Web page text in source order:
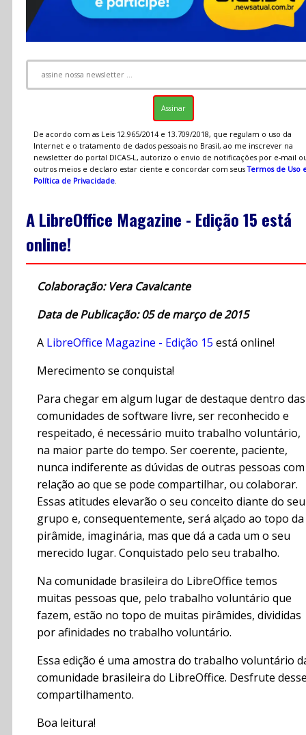
De acordo com as Leis 12.965/2014 e 13.709/2018, que regulam o uso da
Internet e o tratamento de dados pessoais no Brasil, ao me inscrever na
newsletter do portal DICAS-L, autorizo o envio de notificações por e-mail
outros meios e declaro estar ciente e concordar com seusTermos de Uso
Política de Privacidade.
A LibreOffice Magazine - Edição 15 está
online!
Colaboração: Vera Cavalcante
Data de Publicação: 05 de março de 2015
A LibreOffice Magazine - Edição 15 está online!
Merecimento se conquista!
Para chegar em algum lugar de destaque dentro das
comunidades de software livre, ser reconhecido e
respeitado, é necessário muito trabalho voluntário,
na maior parte do tempo. Ser coerente, paciente,
nunca indiferente as dúvidas de outras pessoas com
relação ao que se pode compartilhar, ou colaborar.
Essas atitudes elevarão o seu conceito diante do seu
grupo e, consequentemente, será alçado ao topo da
pirâmide, imaginária, mas que dá a cada um o seu
merecido lugar. Conquistado pelo seu trabalho.
Na comunidade brasileira do LibreOffice temos
muitas pessoas que, pelo trabalho voluntário que
fazem, estão no topo de muitas pirâmides, divididas
por afinidades no trabalho voluntário.
Essa edição é uma amostra do trabalho voluntário
comunidade brasileira do LibreOffice. Desfrute
compartilhamento.
Boa leitura!